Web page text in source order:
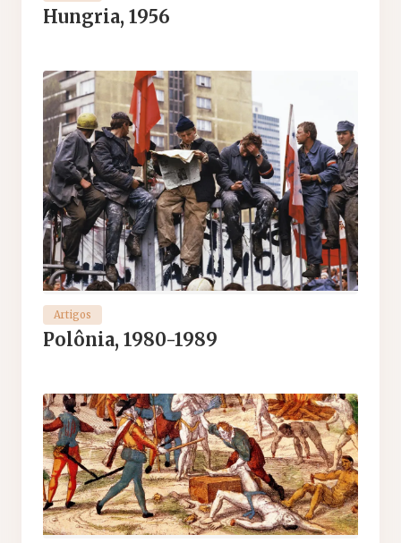
Hungria, 1956
Artigos
Polônia, 1980-1989